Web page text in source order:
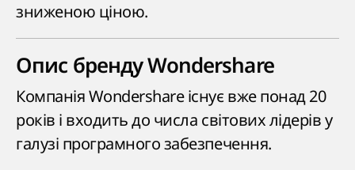
зниженою ціною.
Опис бренду Wondershare
Компанія Wondershare існує вже понад 20
років і входить до числа світових лідерів у
галузі програмного забезпечення.